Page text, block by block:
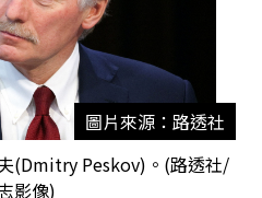
圖片來源：路透社
(Dmitry Peskov)。(路透社/
影像)